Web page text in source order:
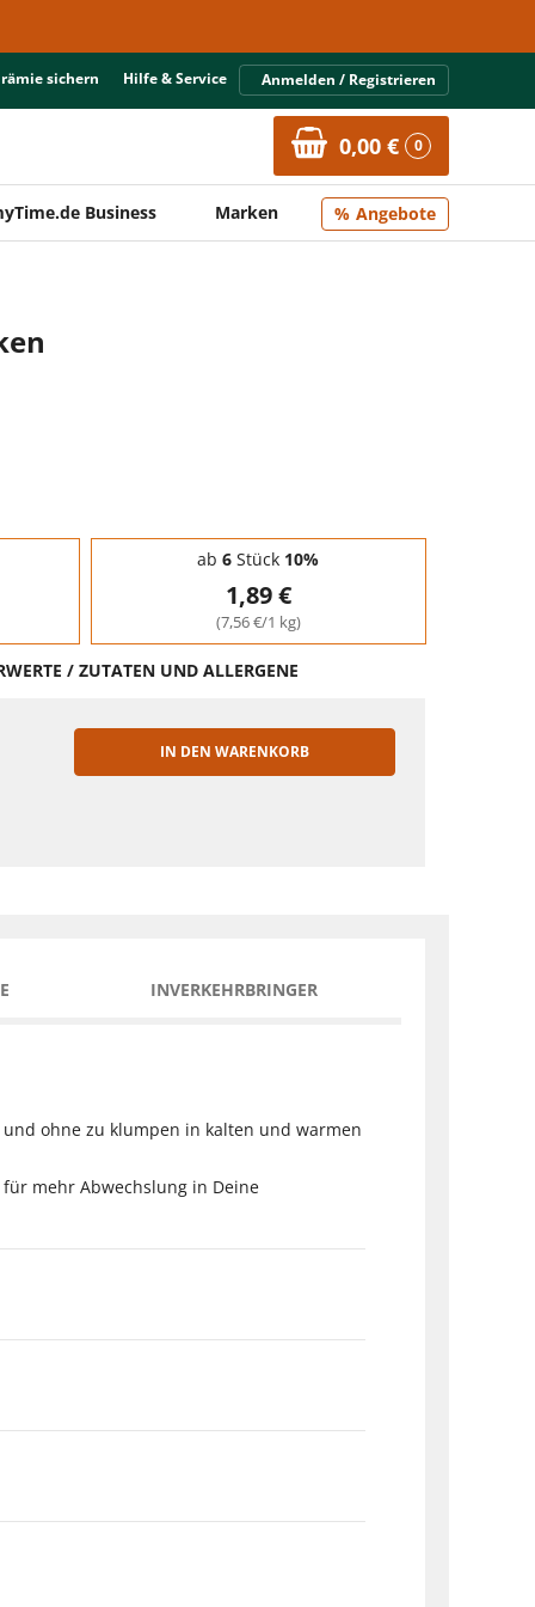
sichern Hilfe & Service Anmelden / Registrieren
0,00 € 0
Business Marken Angebote
ab 6 Stück 10%
1,89 €
(7,56 €/1 kg)
/ ZUTATEN UND ALLERGENE
IN DEN WARENKORB
INVERKEHRBRINGER
ohne zu klumpen in kalten und warmen
mehr Abwechslung in Deine